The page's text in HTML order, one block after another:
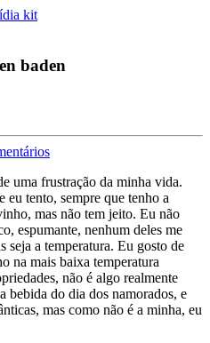
kit
baden
uma frustração da minha vida.
tento, sempre que tenho a
mas não tem jeito. Eu não
espumante, nenhum deles me
seja a temperatura. Eu gosto de
na mais baixa temperatura
não é algo realmente
bebida do dia dos namorados, e
mas como não é a minha, eu